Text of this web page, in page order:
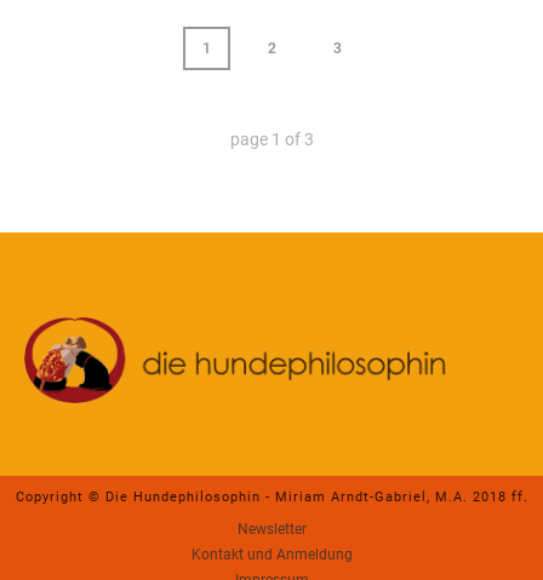
1 2 3
page 1 of 3
Copyright © Die Hundephilosophin - Miriam Arndt-Gabriel, M.A. 2018 ff.
Newsletter
Kontakt und Anmeldung